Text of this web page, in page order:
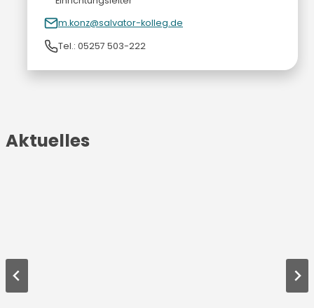
m.konz@salvator-kolleg.de
Tel.: 05257 503-222
Aktuelles